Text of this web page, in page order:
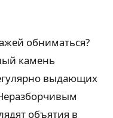
обниматься?
камень
выдающих
объятия в